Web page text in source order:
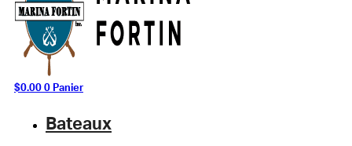
$0.00 0 Panier
Bateaux